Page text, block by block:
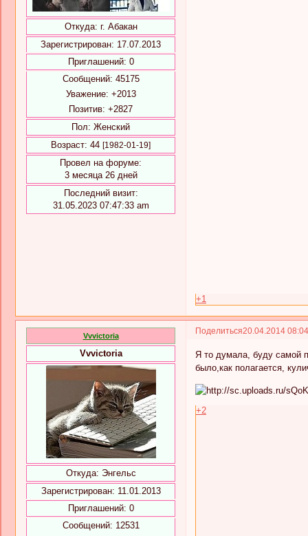
Откуда: г. Абакан
Зарегистрирован: 17.07.2013
Приглашений: 0
Сообщений: 45175
Уважение: +2013
Позитив: +2827
Пол: Женский
Возраст: 44 [1982-01-19]
Провел на форуме:
3 месяца 26 дней
Последний визит:
31.05.2023 07:47:33 am
+1
Поделиться20.04.2014
Vvvictoria
Vvvictoria
Откуда: Энгельс
Зарегистрирован: 11.01.2013
Приглашений: 0
Сообщений: 12531
Я то думала, буду самой
было,как полагается,
+2